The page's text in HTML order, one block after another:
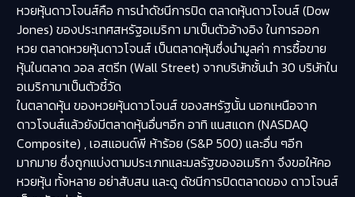
หวยหุ้นดาวโจนส์คือ การนำดัชนีการปิด ตลาดหุ้นดาวโจนส์ (Dow
Jones) ของประเทศสหรัฐอเมริกา มาเป็นตัวอ้างอิง ในการออก
หวย ตลาดหวยหุ้นดาวโจนส์ เป็นตลาดหุ้นซึ่งนำมูลค่า การซื้อขาย
หุ้นในตลาด วอล สตรีท (Wall Street) จากบริษัทชั้นนำ 30 บริษัทใน
อเมริกามาเป็นตัวชี้วัด
ในตลาดหุ้น ของหวยหุ้นดาวโจนส์ ของสหรัฐนั้น นอกเหนือจาก
ดาวโจนส์แล้วยังมีตลาดหุ้นอื่นๆอีก อาทิ แนสแดก (NASDAQ
Composite) , เอสแอนด์พี ห้าร้อย (S&P 500) และอื่น ๆอีก
มากมาย ซึ่งถูกแบ่งตามประเภทและมลรัฐของอเมริกา จึงขอให้คอ
หวยหุ้น ทั้งหลาย อย่าสับสน และดู ดัชนีการปิดตลาดของ ดาวโจนส์